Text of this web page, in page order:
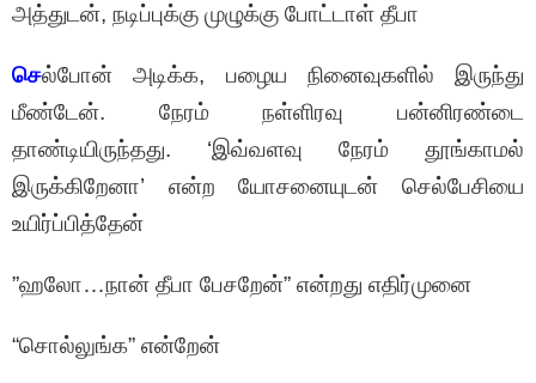
அத்துடன், நடிப்புக்கு முழுக்கு போட்டாள் தீபா
செல்போன் அடிக்க, பழைய நினைவுகளில் இருந்து
மீண்டேன். நேரம் நள்ளிரவு பன்னிரண்டை
தாண்டியிருந்தது. ‘இவ்வளவு நேரம் தூங்காமல்
இருக்கிறேனா’ என்ற யோசனையுடன் செல்பேசியை
உயிர்ப்பித்தேன்
”ஹலோ…நான் தீபா பேசறேன்” என்றது எதிர்முனை
“சொல்லுங்க” என்றேன்